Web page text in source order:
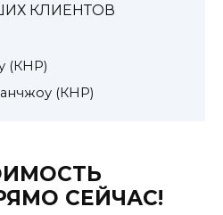
КЛИЕНТОВ
(КНР)
(КНР)
СЕЙЧАС!